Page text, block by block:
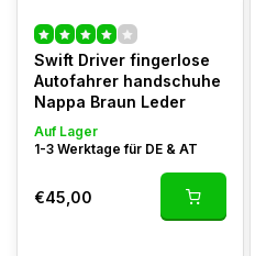
Swift Driver fingerlose
Autofahrer handschuhe
Nappa Braun Leder
Auf Lager
1-3 Werktage für DE & AT
€45,00